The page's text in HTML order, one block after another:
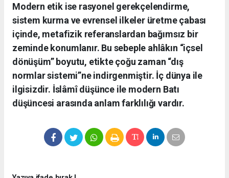
Modern etik ise rasyonel gerekçelendirme,
sistem kurma ve evrensel ilkeler üretme çabası
içinde, metafizik referanslardan bağımsız bir
zeminde konumlanır. Bu sebeple ahlâkın “içsel
dönüşüm” boyutu, etikte çoğu zaman “dış
normlar sistemi”ne indirgenmiştir. İç dünya ile
ilgisizdir. İslâmî düşünce ile modern Batı
düşüncesi arasında anlam farklılığı vardır.